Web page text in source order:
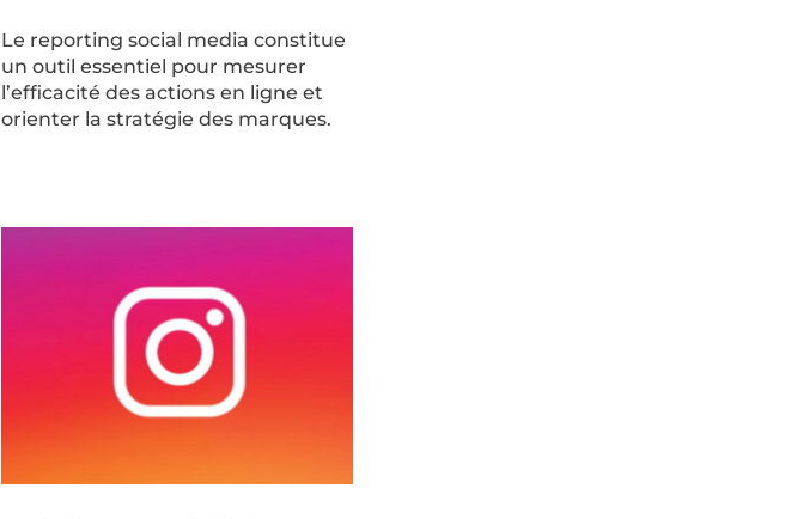
Le reporting social media constitue
un outil essentiel pour mesurer
l’efficacité des actions en ligne et
orienter la stratégie des marques.